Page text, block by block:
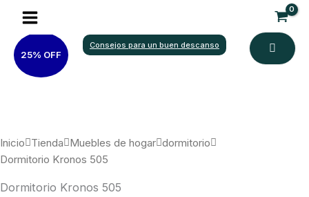
contenido
Consejos para un buen descanso
25% OFF
Inicio Tienda Muebles de hogar dormitorio
Dormitorio Kronos 505
Dormitorio Kronos 505